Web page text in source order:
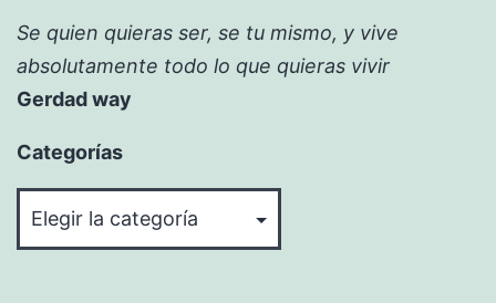
Se quien quieras ser, se tu mismo, y vive
absolutamente todo lo que quieras vivir
Gerdad way
Categorías